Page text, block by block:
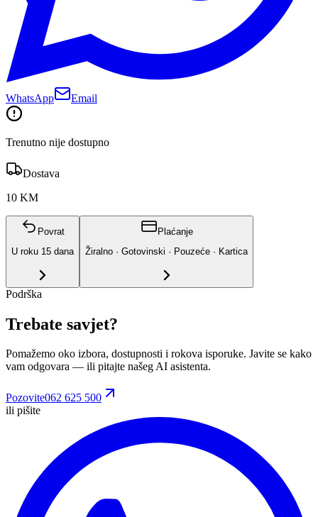
WhatsApp Email
Trenutno nije dostupno
Dostava
10 KM
Povrat
U roku 15 dana
Plaćanje
Žiralno · Gotovinski · Pouzeće · Kartica
Podrška
Trebate savjet?
Pomažemo oko izbora, dostupnosti i rokova isporuke. Javite se kako
vam odgovara — ili pitajte našeg AI asistenta.
Pozovite062 625 500
ili pišite